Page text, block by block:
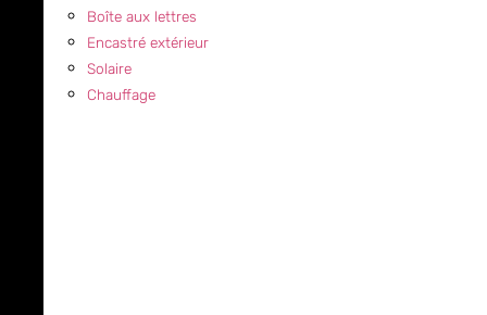
Boîte aux lettres
Encastré extérieur
Solaire
Chauffage